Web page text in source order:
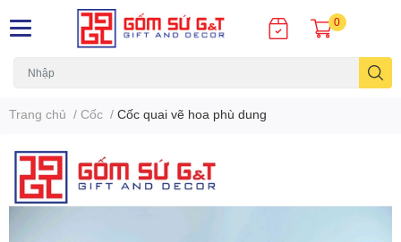
0
Trang chủ / Cốc / Cốc quai vẽ hoa phù dung